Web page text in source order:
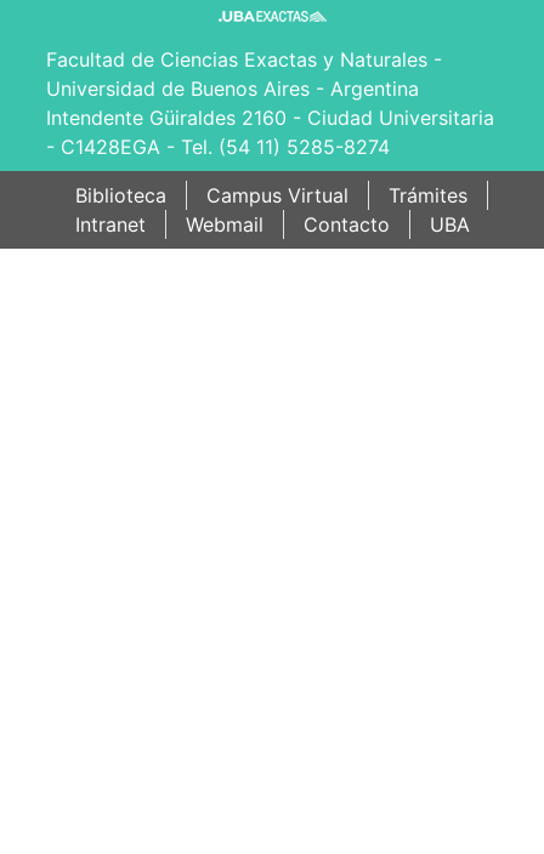
Facultad de Ciencias Exactas y Naturales -
Universidad de Buenos Aires - Argentina
Intendente Güiraldes 2160 - Ciudad Universitaria
- C1428EGA - Tel. (54 11) 5285-8274
Biblioteca
Campus Virtual
Trámites
Intranet
Webmail Contacto UBA